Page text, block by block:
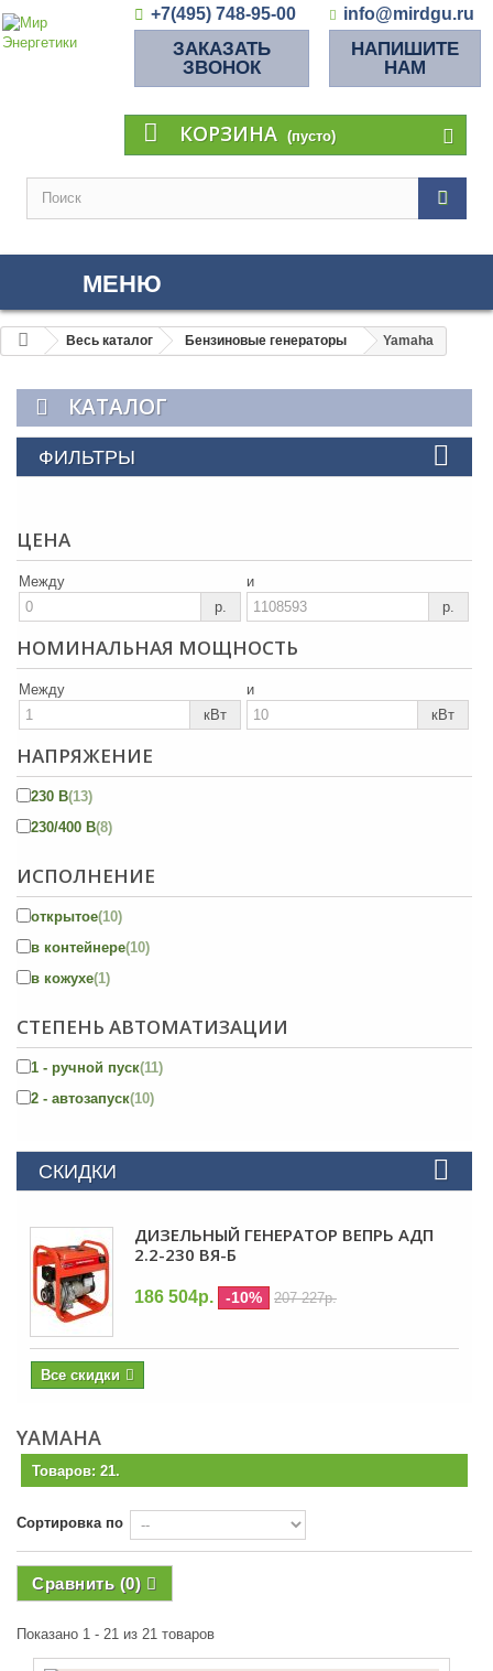
+7(495) 748-95-00 info@mirdgu.ru
ЗАКАЗАТЬ
ЗВОНОК
НАПИШИТЕ
НАМ
КОРЗИНА (пусто)
МЕНЮ
Весь каталог Бензиновые генераторы Yamaha
КАТАЛОГ
ФИЛЬТРЫ
ЦЕНА
Между
р.
и
р.
НОМИНАЛЬНАЯ МОЩНОСТЬ
Между
кВт
и
кВт
НАПРЯЖЕНИЕ
230 В(13)
230/400 В(8)
ИСПОЛНЕНИЕ
открытое(10)
в контейнере(10)
в кожухе(1)
СТЕПЕНЬ АВТОМАТИЗАЦИИ
1 - ручной пуск(11)
2 - автозапуск(10)
СКИДКИ
ДИЗЕЛЬНЫЙ ГЕНЕРАТОР ВЕПРЬ АДП
2.2-230 ВЯ-Б
186 504р. -10% 207 227р.
Все скидки
YAMAHA
Товаров: 21.
Сортировка по
Сравнить (0)
Показано 1 - 21 из 21 товаров